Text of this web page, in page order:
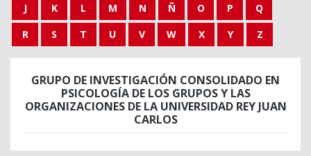
J
K L M N Ñ O P
Q
R
S T U V W X Y Z
GRUPO DE INVESTIGACIÓN CONSOLIDADO EN
PSICOLOGÍA DE LOS GRUPOS Y LAS
ORGANIZACIONES DE LA UNIVERSIDAD REY JUAN
CARLOS